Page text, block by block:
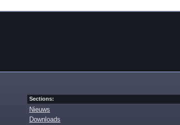
Sections:
Nieuws
Downloads